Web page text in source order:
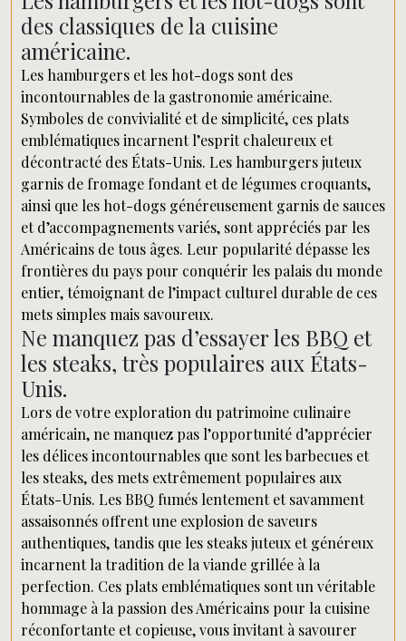
des classiques de la cuisine
américaine.
Les hamburgers et les hot-dogs sont des
incontournables de la gastronomie américaine.
Symboles de convivialité et de simplicité, ces plats
emblématiques incarnent l’esprit chaleureux et
décontracté des États-Unis. Les hamburgers juteux
garnis de fromage fondant et de légumes croquants,
ainsi que les hot-dogs généreusement garnis de sauces
et d’accompagnements variés, sont appréciés par les
Américains de tous âges. Leur popularité dépasse les
frontières du pays pour conquérir les palais du monde
entier, témoignant de l’impact culturel durable de ces
mets simples mais savoureux.
Ne manquez pas d’essayer les BBQ et
les steaks, très populaires aux États-
Unis.
Lors de votre exploration du patrimoine culinaire
américain, ne manquez pas l’opportunité d’apprécier
les délices incontournables que sont les barbecues et
les steaks, des mets extrêmement populaires aux
États-Unis. Les BBQ fumés lentement et savamment
assaisonnés offrent une explosion de saveurs
authentiques, tandis que les steaks juteux et généreux
incarnent la tradition de la viande grillée à la
perfection. Ces plats emblématiques sont un véritable
hommage à la passion des Américains pour la cuisine
réconfortante et copieuse, vous invitant à savourer